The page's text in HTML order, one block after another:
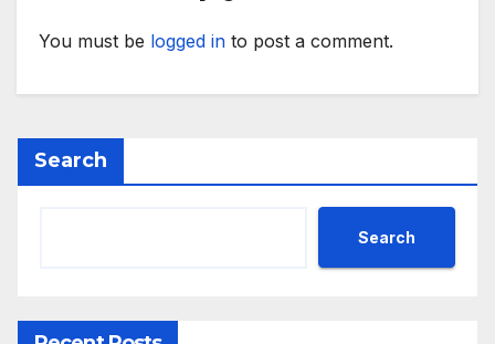
You must be logged in to post a comment.
Search
Search